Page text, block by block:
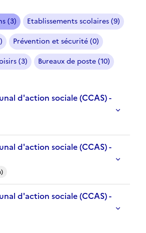
(3)
Etablissements scolaires (9)
Prévention et sécurité (0)
(3)
Bureaux de poste (10)